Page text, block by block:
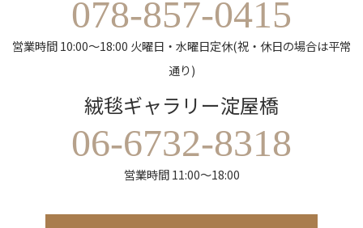
078-857-0415
営業時間 10:00～18:00 火曜日・水曜日定休(祝・休日の場合は平常
通り)
絨毯ギャラリー淀屋橋
06-6732-8318
営業時間 11:00～18:00